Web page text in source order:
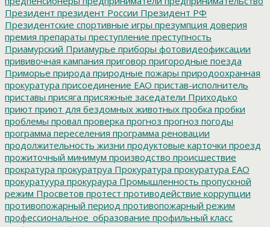
Президент президент России Президент РФ
Президентские спортивные игры презумпция доверия
премия препараты преступление преступность
Приамурский Приамурье приборы фотовидеофиксации
прививочная кампания приговор пригородные поезда
Приморье природа природные пожары природоохранная
прокуратура присоединение ЕАО пристав-исполнитель
приставы присяга присяжные заседатели Приходько
приют приют для бездомных животных пробка пробки
проблемы провал проверка прогноз прогноз погоды
программа переселения программа реновации
продолжительность жизни продуктовые карточки проезд
прожиточный минимум производство происшествие
прократура прокуратруа Прокуратура прокуратура ЕАО
прокуратуура прокураура Промышленность пропускной
режим Просветов протест противодействие коррупции
противопожарный период противопожарный режим
профессиональное_образование профильный класс